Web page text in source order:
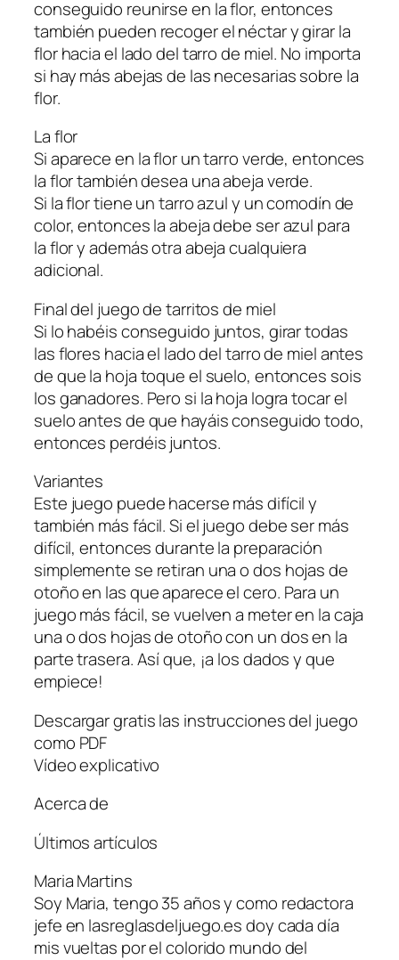
conseguido reunirse en la flor, entonces
también pueden recoger el néctar y girar la
flor hacia el lado del tarro de miel. No importa
si hay más abejas de las necesarias sobre la
flor.
La flor
Si aparece en la flor un tarro verde, entonces
la flor también desea una abeja verde.
Si la flor tiene un tarro azul y un comodín de
color, entonces la abeja debe ser azul para
la flor y además otra abeja cualquiera
adicional.
Final del juego de tarritos de miel
Si lo habéis conseguido juntos, girar todas
las flores hacia el lado del tarro de miel antes
de que la hoja toque el suelo, entonces sois
los ganadores. Pero si la hoja logra tocar el
suelo antes de que hayáis conseguido todo,
entonces perdéis juntos.
Variantes
Este juego puede hacerse más difícil y
también más fácil. Si el juego debe ser más
difícil, entonces durante la preparación
simplemente se retiran una o dos hojas de
otoño en las que aparece el cero. Para un
juego más fácil, se vuelven a meter en la caja
una o dos hojas de otoño con un dos en la
parte trasera. Así que, ¡a los dados y que
empiece!
Descargar gratis las instrucciones del juego
como PDF
Vídeo explicativo
Acerca de
Últimos artículos
Maria Martins
Soy Maria, tengo 35 años y como redactora
jefe en lasreglasdeljuego.es doy cada día
mis vueltas por el colorido mundo del